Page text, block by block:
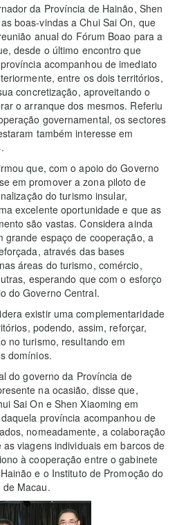
da Província de Hainão, Shen
boas-vindas a Chui Sai On, que
anual do Fórum Boao para a
desde o último encontro que
acompanhou de imediato
entre os dois territórios,
concretização, aproveitando o
o arranque dos mesmos. Referiu
governamental, os sectores
também interesse em
que, com o apoio do Governo
em promover a zona piloto de
do turismo insular,
excelente oportunidade e que as
são vastas. Considera ainda
grande espaço de cooperação, a
através das bases
áreas do turismo, comércio,
esperando que com o esforço
do Governo Central.
existir uma complementaridade
podendo, assim, reforçar,
no turismo, resultando em
domínios.
do governo da Província de
na ocasião, disse que,
Sai On e Shen Xiaoming em
província acompanhou de
nomeadamente, a colaboração
viagens individuais em barcos de
à cooperação entre o gabinete
e o Instituto de Promoção do
Macau.